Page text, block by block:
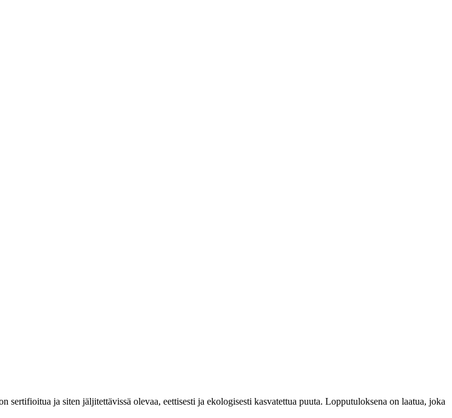
ja siten jäljitettävissä olevaa, eettisesti ja ekologisesti kasvatettua puuta. Lopputuloksena on laatua, joka